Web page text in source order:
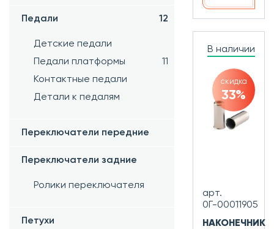
Педали 12
Детские педали
Педали платформы
11
Контактные педали
Детали к педалям
Переключатели передние
Переключатели задние
Ролики переключателя
Петухи
В наличии
скидка
33%
арт.
0Г-00011905
НАКОНЕЧНИК